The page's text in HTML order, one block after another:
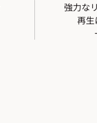
強力な
再生